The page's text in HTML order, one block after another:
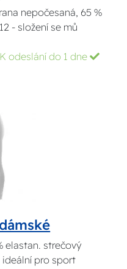
nepočesaná, 65 %
- složení se mů
K odeslání do 1 dne
elastan. strečový
ideální pro sport